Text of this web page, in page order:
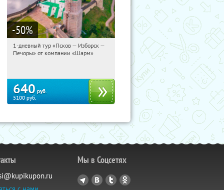
-50%
01:13:53 Купили:12
1-дневный тур «Псков — Изборск —
Печоры» от компании «Шарм»
640 руб.
5100руб.
Мы в Соцсетях